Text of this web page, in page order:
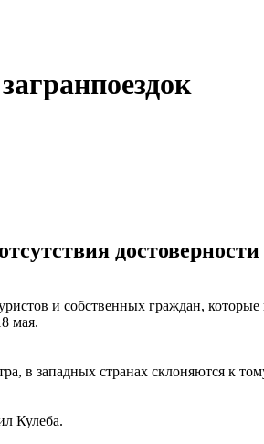
и собственных граждан,
мая.
в западных странах склоняются к
Кулеба.